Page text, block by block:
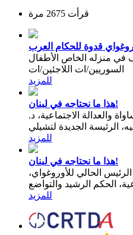
قرأت 2675 مرة
منزله الخاص الأطفال
السوريين/ات اللاجئين/ات
للمزيد
هذا ما نحتاجه في لبنان!
والعدالة الاجتماعية، د.
الرئيسة الجديدة لتشيلي
للمزيد
هذا ما نحتاجه في لبنان!
الحالي للأوروغواي،
للمزيد